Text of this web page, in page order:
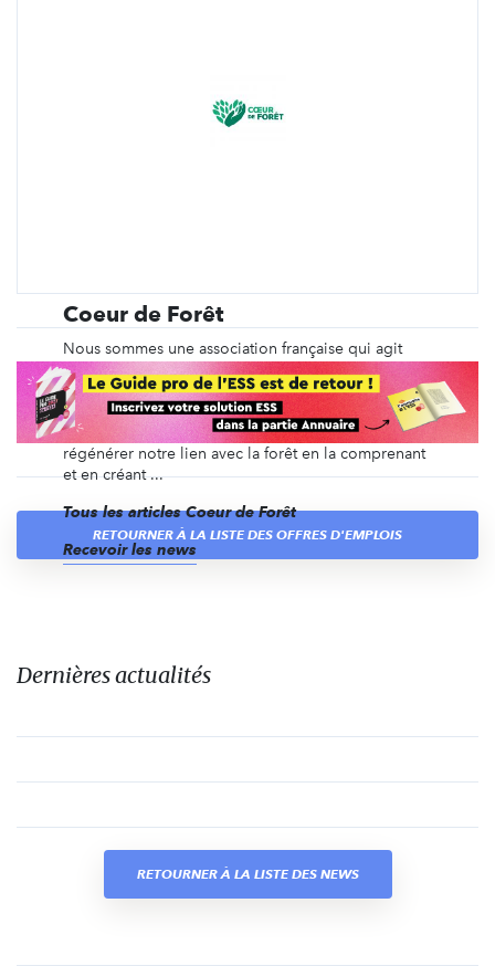
Coeur de Forêt
Nous sommes une association française qui agit
pour la justice environnementale et sociale en
refondant l’équilibre précieux entre forêts et
humains. Pour protéger les forêts et vivre en
harmonie, nous œuvrons depuis plus de 15 ans à
régénérer notre lien avec la forêt en la comprenant
et en créant ...
Tous les articles Coeur de Forêt
Recevoir les news
RETOURNER À LA LISTE DES OFFRES D'EMPLOIS
Dernières actualités
RETOURNER À LA LISTE DES NEWS